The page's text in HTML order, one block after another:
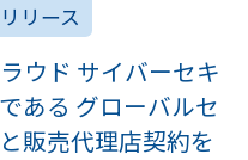
リース
ウド サイバーセキ
ある グローバルセ
販売代理店契約を